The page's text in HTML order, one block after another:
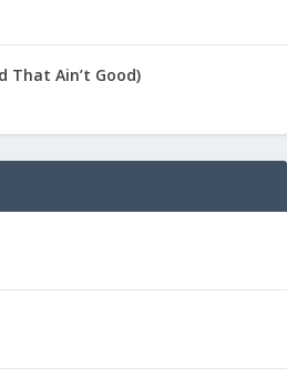
That Ain’t Good)